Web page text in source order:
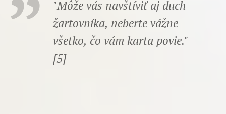
"Môže vás navštíviť aj duch
žartovníka, neberte vážne
všetko, čo vám karta povie."
[5]